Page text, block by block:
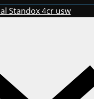
Standox 4cr usw